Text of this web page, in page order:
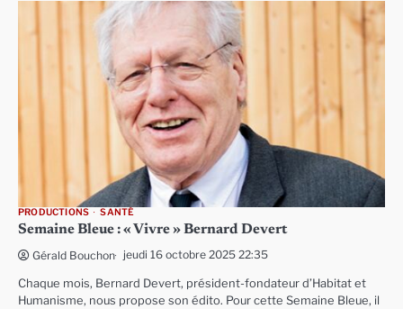
PRODUCTIONS SANTÉ
Semaine Bleue : « Vivre » Bernard Devert
Gérald Bouchon jeudi 16 octobre 2025 22:35
Chaque mois, Bernard Devert, président-fondateur d’Habitat et
Humanisme, nous propose son édito. Pour cette Semaine Bleue, il